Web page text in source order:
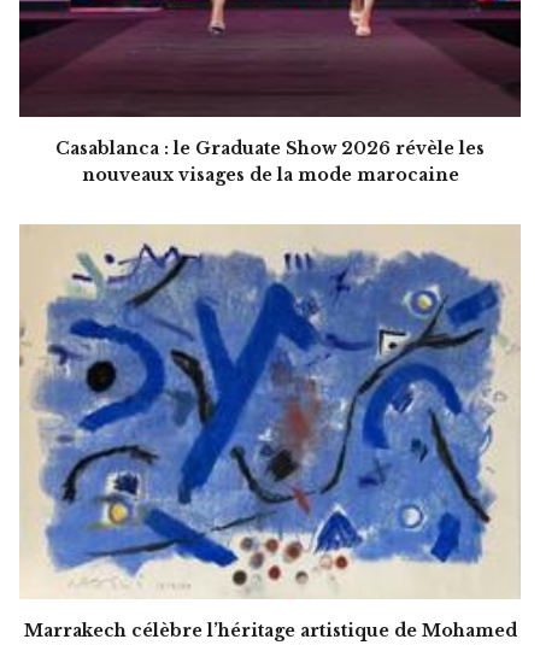
Casablanca : le Graduate Show 2026 révèle les
nouveaux visages de la mode marocaine
Marrakech célèbre l’héritage artistique de Mohamed